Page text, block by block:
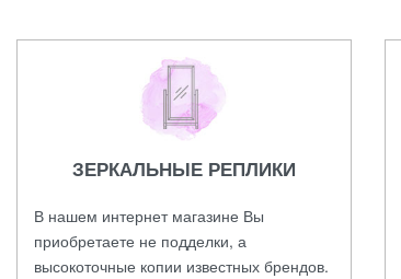
ЗЕРКАЛЬНЫЕ РЕПЛИКИ
В нашем интернет магазине Вы
приобретаете не подделки, а
высокоточные копии известных брендов.